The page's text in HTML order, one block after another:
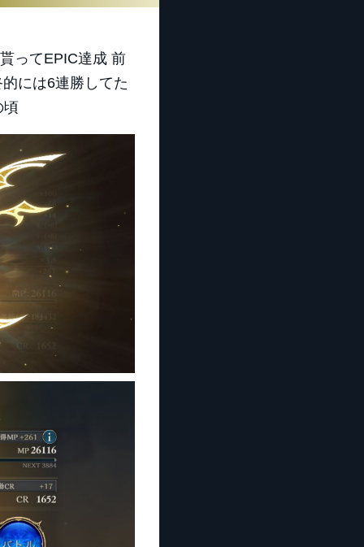
ってEPIC達成 前
には6連勝してた
頃